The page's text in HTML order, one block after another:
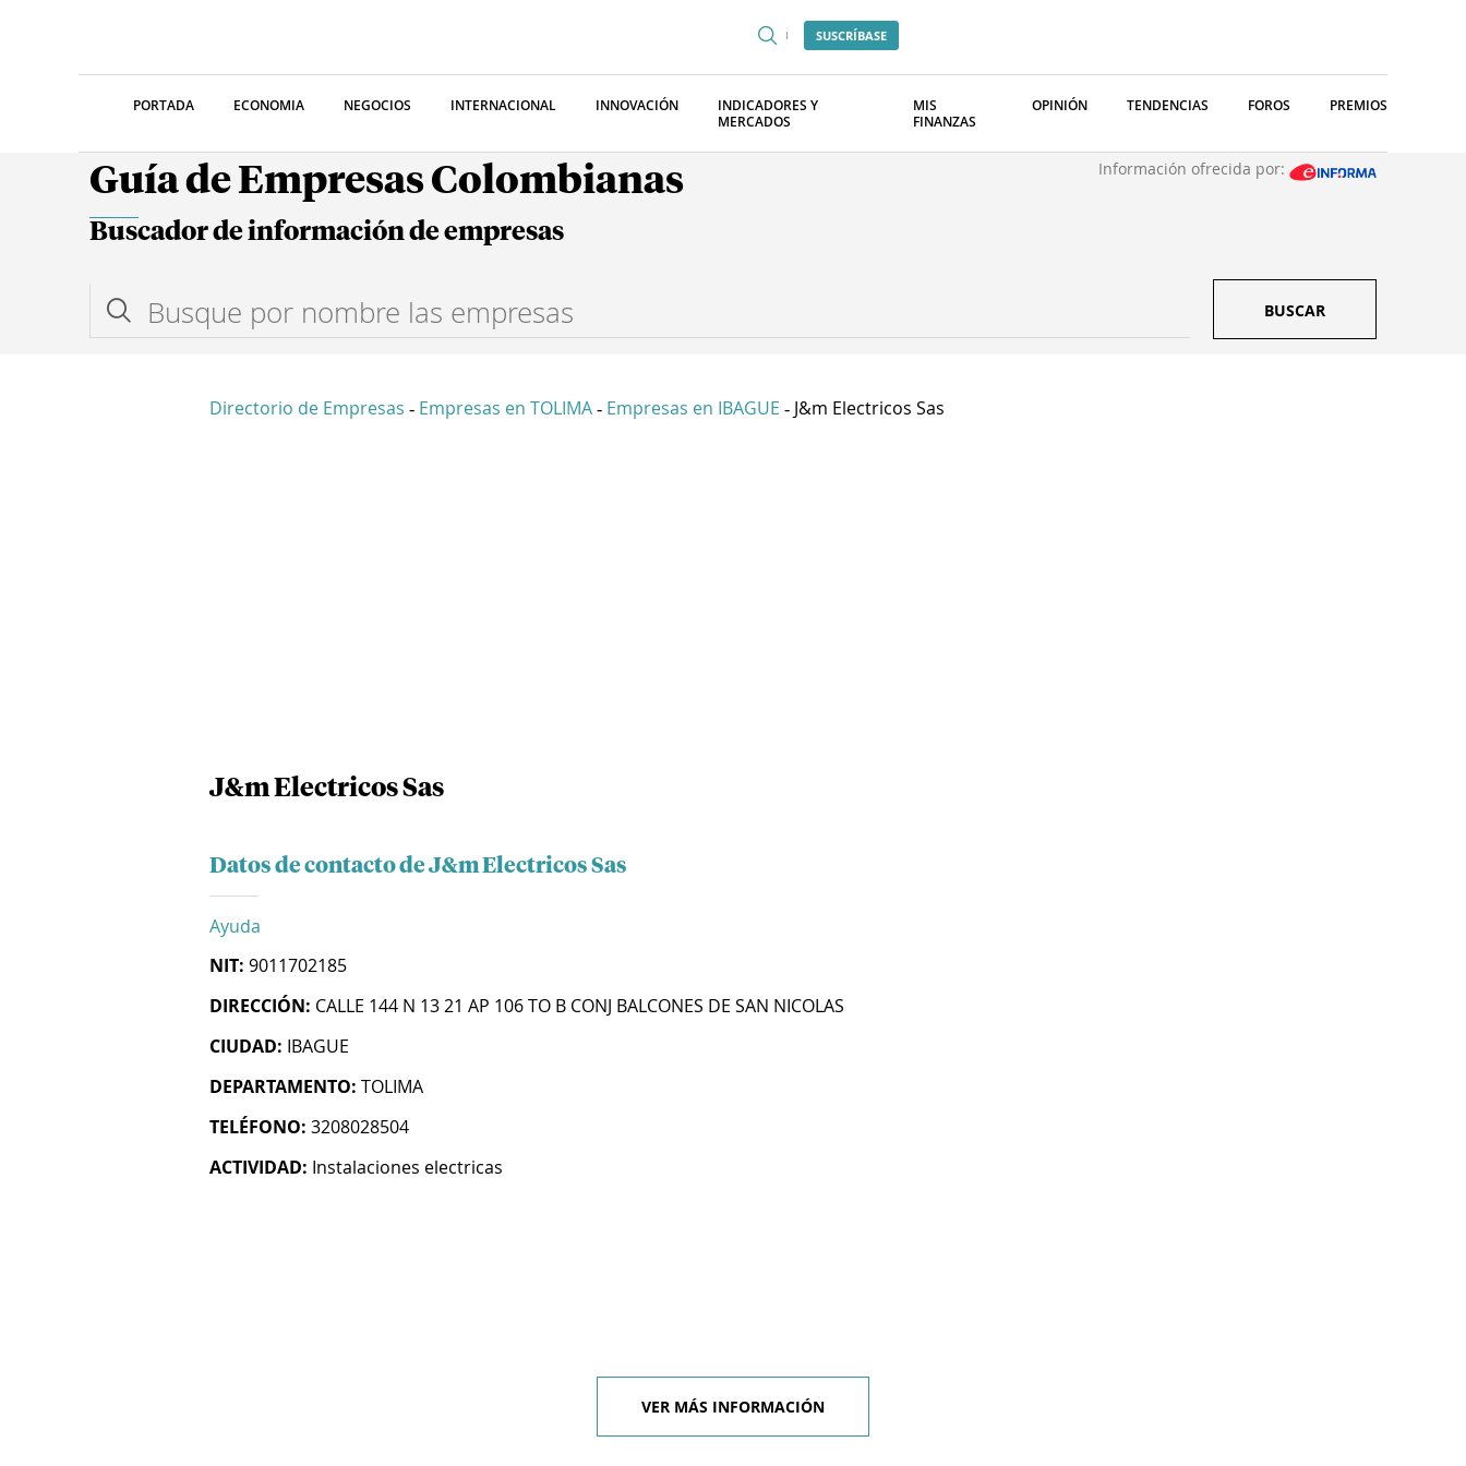
SUSCRÍBASE
PORTADA ECONOMIA NEGOCIOS INTERNACIONAL INNOVACIÓN
INDICADORES Y
MERCADOS
MIS
FINANZAS
OPINIÓN TENDENCIAS FOROS PREMIOS
Guía de Empresas Colombianas Información ofrecida por:
Buscador de información de empresas
BUSCAR
Directorio de Empresas - Empresas en TOLIMA - Empresas en IBAGUE - J&m Electricos Sas
J&m Electricos Sas
Datos de contacto de J&m Electricos Sas
Ayuda
NIT: 9011702185
DIRECCIÓN: CALLE 144 N 13 21 AP 106 TO B CONJ BALCONES DE SAN NICOLAS
CIUDAD: IBAGUE
DEPARTAMENTO: TOLIMA
TELÉFONO: 3208028504
ACTIVIDAD: Instalaciones electricas
VER MÁS INFORMACIÓN